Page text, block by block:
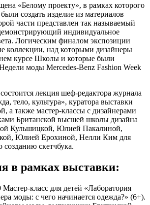
«Белому проекту», в рамках которого
создать изделие из материалов
части представлен так называемый
индивидуальное
Логическим финалом экспозиции
коллекции, над которыми дизайнеры
курсе Школы и которые были
моды Mercedes-Benz Fashion Week
лекция шеф-редактора журнала
тело, культура», куратора выставки
а также мастер-классы с дизайнерами
Британской высшей школы дизайна
Кульшицкой, Юлией Пакалиной,
Юлией Ерохиной, Нелли Ким для
созданию скетчбука.
в рамках выставки:
класс для детей «Лаборатория
моды: с чего начинается одежда?» (6+).